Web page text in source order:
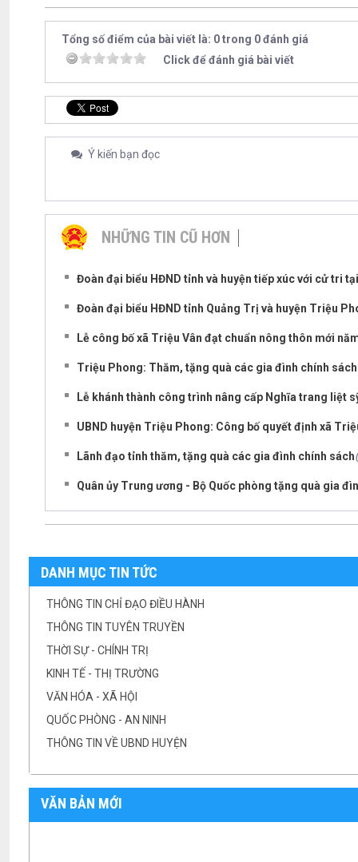
Tổng số điểm của bài viết là: 0 trong 0 đánh giá
Click để đánh giá bài viết
Ý kiến bạn đọc
NHỮNG TIN CŨ HƠN
Đoàn đại biểu HĐND tỉnh và huyện tiếp xúc với cử tri
Đoàn đại biểu HĐND tỉnh Quảng Trị và huyện Triệu
Lễ công bố xã Triệu Vân đạt chuẩn nông thôn mới
Triệu Phong: Thăm, tặng quà các gia đình chính sách
Lễ khánh thành công trình nâng cấp Nghĩa trang liệt
UBND huyện Triệu Phong: Công bố quyết định xã
Lãnh đạo tỉnh thăm, tặng quà các gia đình chính sách
Quân ủy Trung ương - Bộ Quốc phòng tặng quà gia
DANH MỤC TIN TỨC
THÔNG TIN CHỈ ĐẠO ĐIỀU HÀNH
THÔNG TIN TUYÊN TRUYỀN
THỜI SỰ - CHÍNH TRỊ
KINH TẾ - THỊ TRƯỜNG
VĂN HÓA - XÃ HỘI
QUỐC PHÒNG - AN NINH
THÔNG TIN VỀ UBND HUYỆN
VĂN BẢN MỚI